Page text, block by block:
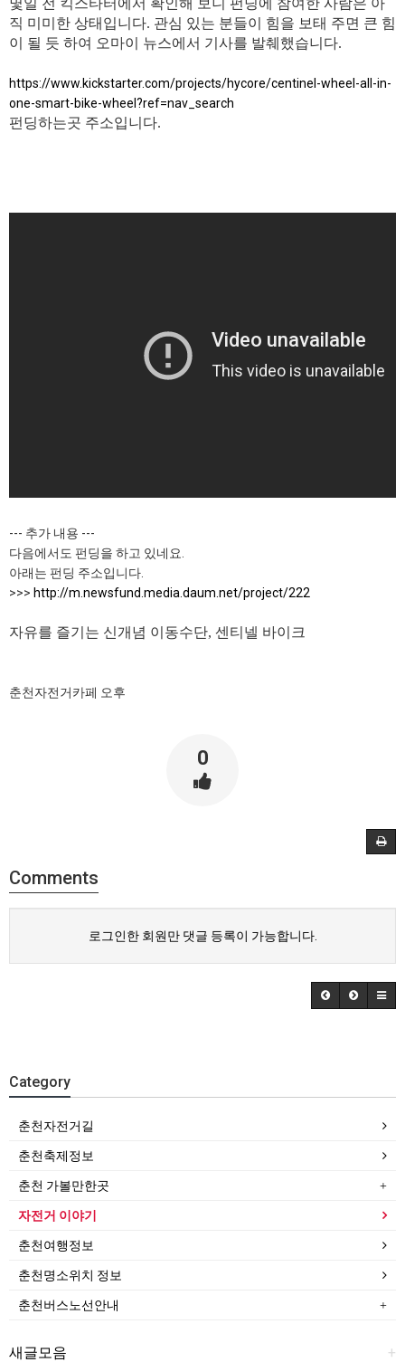
몇일 전 ​킥스타터에서 확인해 보니 펀딩에 참여한 사람은 아
직 미미한 상태입니다. 관심 있는 분들이 힘을 보태 주면 큰 힘
이 될 듯 하여 오마이 뉴스에서 기사를 발췌했습니다.
https://www.kickstarter.com/projects/hycore/centinel-wheel-all-in-
one-smart-bike-wheel?ref=nav_search
펀딩하는곳 주소입니다.
--- 추가 내용 ---
다음에서도 펀딩을 하고 있네요.
아래는 펀딩 주소입니다.
>>> http://m.newsfund.media.daum.net/project/222
자유를 즐기는 신개념 이동수단, 센티넬 바이크
춘천자전거카페 오후
0
Comments
로그인한 회원만 댓글 등록이 가능합니다.
Category
춘천자전거길
춘천축제정보
춘천 가볼만한곳
자전거 이야기
춘천여행정보
춘천명소위치 정보
춘천버스노선안내
+
새글모음